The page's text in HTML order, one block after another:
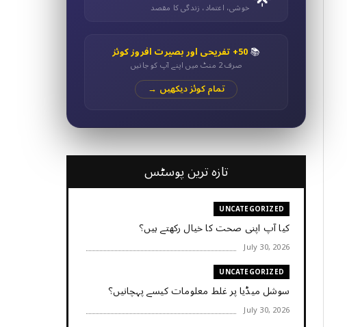
خوشی، اعتماد، زندگی کا مقصد
📚50+ تفریحی اور بصیرت افروز کوئز
صرف 2 منٹ میں اپنے آپ کو جانیں
تمام کوئز دیکھیں →
تازہ ترین پوسٹس
UNCATEGORIZED
کیا آپ اپنی صحت کا خیال رکھتے ہیں؟
July 30, 2026
UNCATEGORIZED
سوشل میڈیا پر غلط معلومات کیسے پہچانیں؟
July 30, 2026